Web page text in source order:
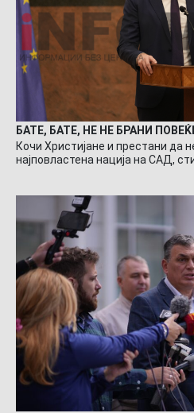
БАТЕ, БАТЕ, НЕ НЕ БРАНИ
Кочи Христијане и престани да
најповластена нација на САД,